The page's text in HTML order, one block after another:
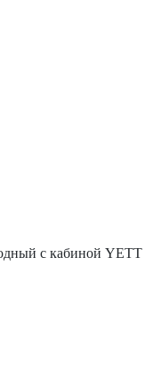
с кабиной YETT